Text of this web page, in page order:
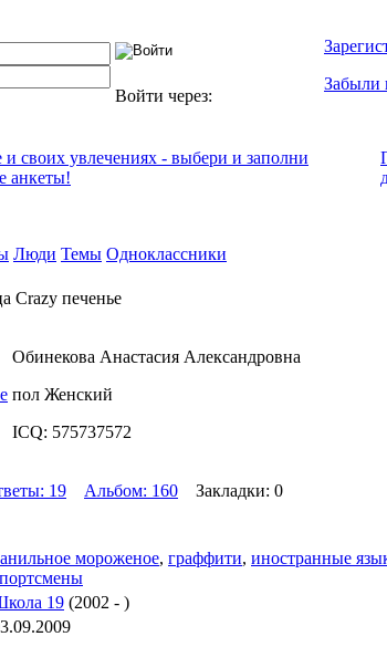
Войти через:
Забыли
и своих увлечениях - выбери и заполни
анкеты!
Люди Темы Одноклассники
Crazy печенье
Обинекова Анастасия Александровна
пол Женский
ICQ: 575737572
19 Альбом: 160 Закладки: 0
мороженое, граффити, иностранные
19 (2002 - )